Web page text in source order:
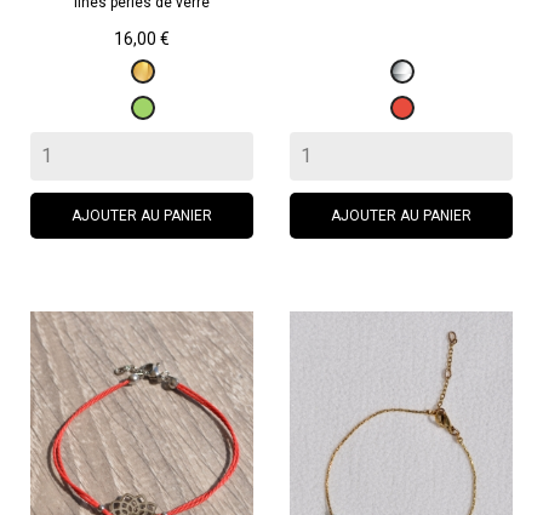
Prix
16,00 €
Doré
Vert
AJOUTER AU PANIER
Argenté
Rouge
AJOUTER AU PANIER